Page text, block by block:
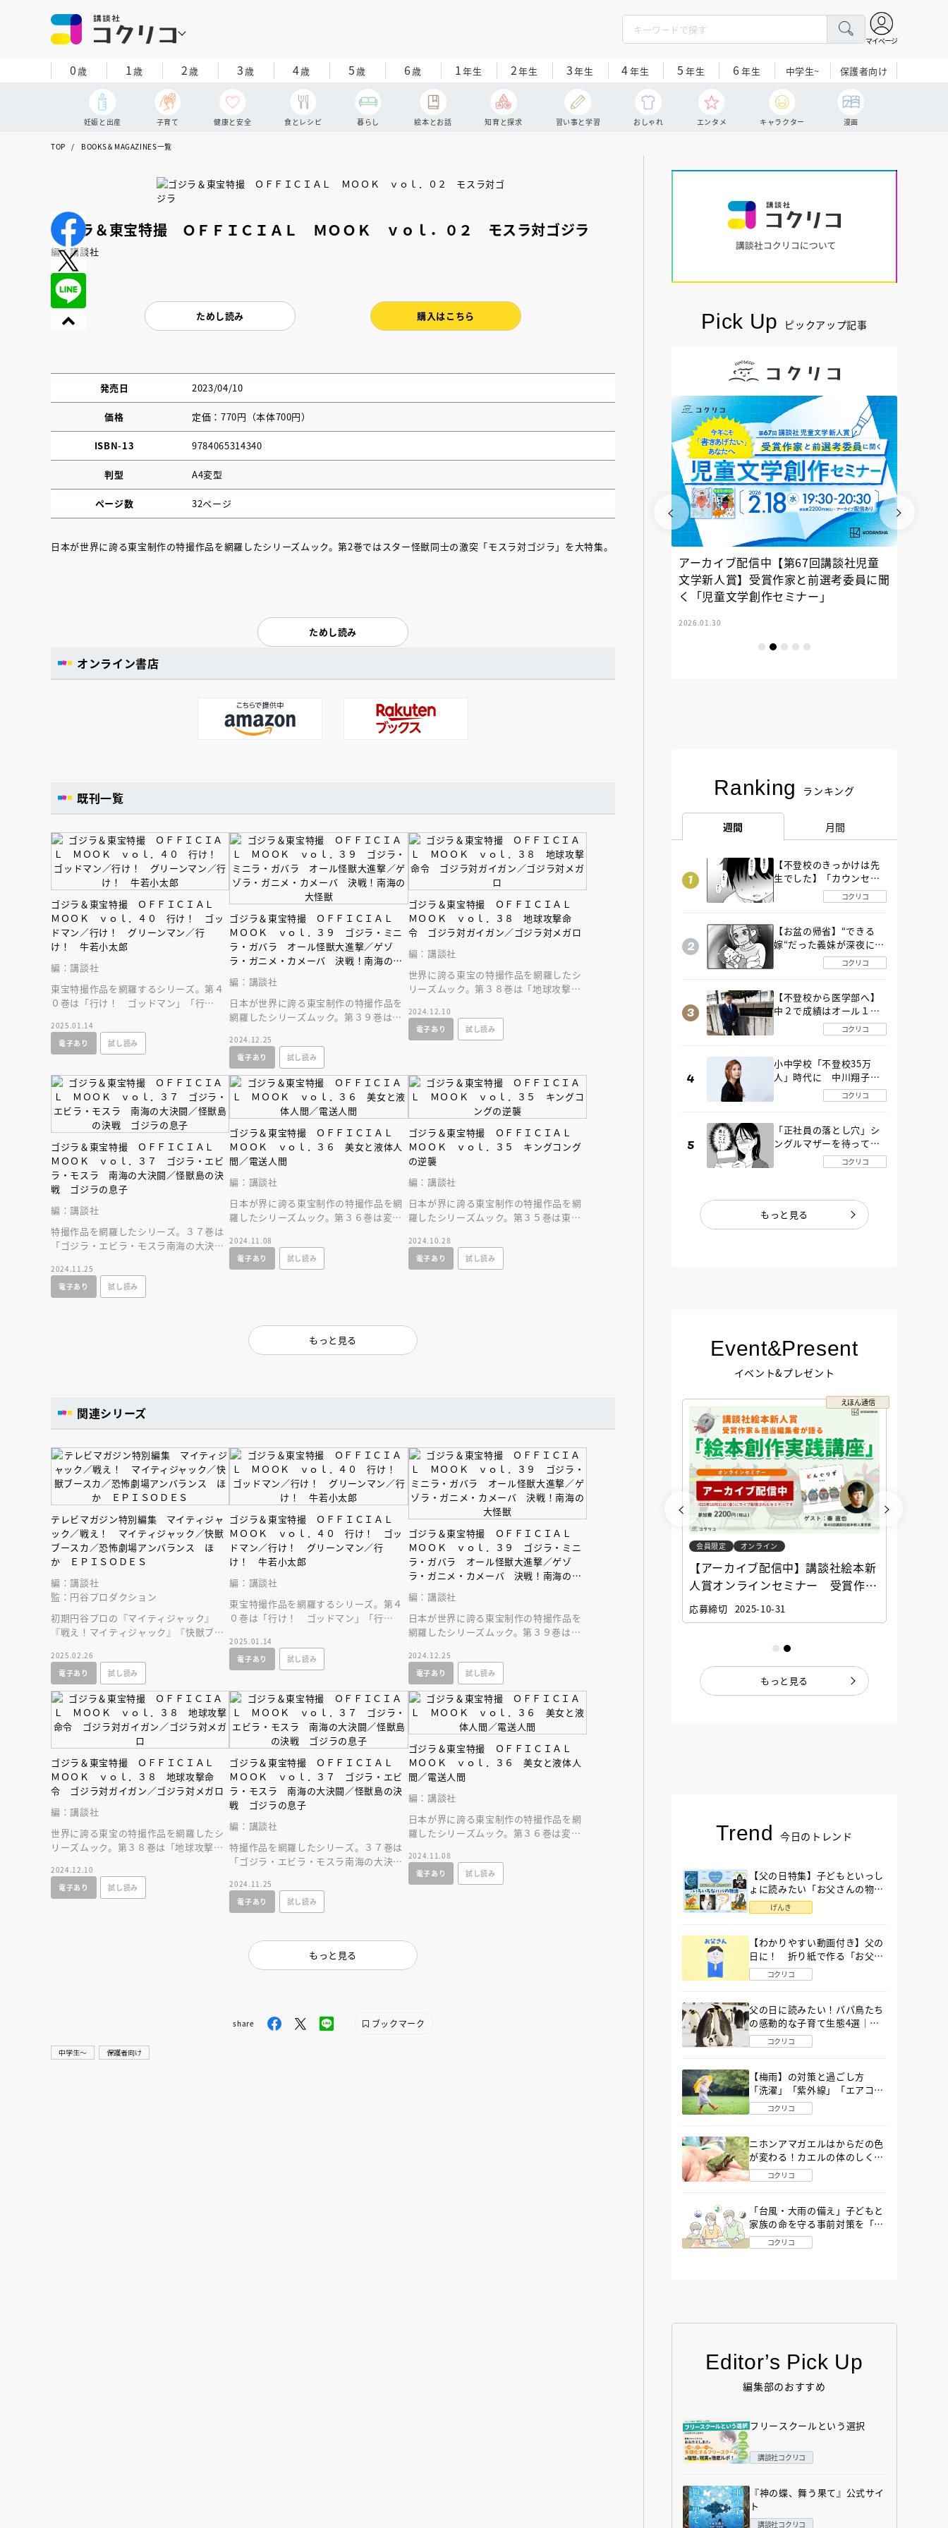
マイページ
0歳 1歳 2歳 3歳 4歳 5歳 6歳 1年生 2年生 3年生 4年生 5 年生 6年生 中学生~ 保護者向け
妊娠と出産 子育て 健康と安全 食とレシピ 暮らし 絵本とお話 知育と探求 習い事と学習 おしゃれ エンタメ キャラクター 漫画
TOP BOOKS＆MAGAZINES一覧
ゴジラ＆東宝特撮 ＯＦＦＩＣＩＡＬ ＭＯＯＫ ｖｏｌ．０２ モスラ対ゴジラ
編：講談社
ためし読み 購入はこちら
発売日 2023/04/10
価格 定価：770円（本体700円）
ISBN-13 9784065314340
判型 A4変型
ページ数 32ページ
日本が世界に誇る東宝制作の特撮作品を網羅したシリーズムック。第2巻ではスター怪獣同士の激突「モスラ対ゴジラ」を大特集。
ためし読み
オンライン書店
既刊一覧
ゴジラ＆東宝特撮 ＯＦＦＩＣＩＡＬ
ＭＯＯＫ ｖｏｌ．４０ 行け！ ゴッ
ドマン／行け！ グリーンマン／行
け！ 牛若小太郎
編：講談社
東宝特撮作品を網羅するシリーズ。第４
０巻は「行け！ ゴッドマン」「行
太郎」を特集。
2025.01.14
電子あり
試し読み
ゴジラ＆東宝特撮 ＯＦＦＩＣＩＡＬ
ＭＯＯＫ ｖｏｌ．３９ ゴジラ・ミニ
ラ・ガバラ オール怪獣大進撃／ゲゾ
ラ・ガニメ・カメーバ 決戦！南海の大
編：講談社
日本が世界に誇る東宝制作の特撮作品を
網羅したシリーズムック。第３９巻は
大怪獣」を大特集。
2024.12.25
電子あり
試し読み
ゴジラ＆東宝特撮 ＯＦＦＩＣＩＡＬ
ＭＯＯＫ ｖｏｌ．３８ 地球攻撃命
令 ゴジラ対ガイガン／ゴジラ対メガロ
編：講談社
世界に誇る東宝の特撮作品を網羅したシ
リーズムック。第３８巻は「地球攻撃命
ロ」を大特集。
2024.12.10
電子あり
試し読み
ゴジラ＆東宝特撮 ＯＦＦＩＣＩＡＬ
ＭＯＯＫ ｖｏｌ．３７ ゴジラ・エビ
ラ・モスラ 南海の大決闘／怪獣島の決
戦 ゴジラの息子
編：講談社
特撮作品を網羅したシリーズ。３７巻は
「ゴジラ・エビラ・モスラ南海の大決
特集。
2024.11.25
電子あり
試し読み
ゴジラ＆東宝特撮 ＯＦＦＩＣＩＡＬ
ＭＯＯＫ ｖｏｌ．３６ 美女と液体人
間／電送人間
編：講談社
日本が界に誇る東宝制作の特撮作品を網
羅したシリーズムック。第３６巻は変身
人間」を大特集。
2024.11.08
電子あり
試し読み
ゴジラ＆東宝特撮 ＯＦＦＩＣＩＡＬ
ＭＯＯＫ ｖｏｌ．３５ キングコング
の逆襲
編：講談社
日本が界に誇る東宝制作の特撮作品を網
羅したシリーズムック。第３５巻は東宝
逆襲」を大特集。
2024.10.28
電子あり
試し読み
もっと見る
関連シリーズ
テレビマガジン特別編集 マイティジャ
ック／戦え！ マイティジャック／快獣
ブースカ／恐怖劇場アンバランス ほ
か ＥＰＩＳＯＤＥＳ
編：講談社
監：円谷プロダクション
初期円谷プロの『マイティジャック』
『戦え！マイティジャック』『快獣ブー
冊のムックに凝縮。
2025.02.26
電子あり
試し読み
ゴジラ＆東宝特撮 ＯＦＦＩＣＩＡＬ
ＭＯＯＫ ｖｏｌ．４０ 行け！ ゴッ
ドマン／行け！ グリーンマン／行
け！ 牛若小太郎
編：講談社
東宝特撮作品を網羅するシリーズ。第４
０巻は「行け！ ゴッドマン」「行
太郎」を特集。
2025.01.14
電子あり
試し読み
ゴジラ＆東宝特撮 ＯＦＦＩＣＩＡＬ
ＭＯＯＫ ｖｏｌ．３９ ゴジラ・ミニ
ラ・ガバラ オール怪獣大進撃／ゲゾ
ラ・ガニメ・カメーバ 決戦！南海の大
怪獣
編：講談社
日本が世界に誇る東宝制作の特撮作品を
網羅したシリーズムック。第３９巻は
大怪獣」を大特集。
2024.12.25
電子あり
試し読み
ゴジラ＆東宝特撮 ＯＦＦＩＣＩＡＬ
ＭＯＯＫ ｖｏｌ．３８ 地球攻撃命
令 ゴジラ対ガイガン／ゴジラ対メガロ
編：講談社
世界に誇る東宝の特撮作品を網羅したシ
リーズムック。第３８巻は「地球攻撃命
ロ」を大特集。
2024.12.10
電子あり
試し読み
ゴジラ＆東宝特撮 ＯＦＦＩＣＩＡＬ
ＭＯＯＫ ｖｏｌ．３７ ゴジラ・エビ
ラ・モスラ 南海の大決闘／怪獣島の決
戦 ゴジラの息子
編：講談社
特撮作品を網羅したシリーズ。３７巻は
「ゴジラ・エビラ・モスラ南海の大決
特集。
2024.11.25
電子あり
試し読み
ゴジラ＆東宝特撮 ＯＦＦＩＣＩＡＬ
ＭＯＯＫ ｖｏｌ．３６ 美女と液体人
間／電送人間
編：講談社
日本が界に誇る東宝制作の特撮作品を網
羅したシリーズムック。第３６巻は変身
人間」を大特集。
2024.11.08
電子あり
試し読み
もっと見る
share ブックマーク
中学生〜 保護者向け
Pick Up ピックアップ記事
2025.02.17
アーカイブ配信中【第67回講談社児童
文学新人賞】受賞作家と前選考委員に聞
く「児童文学創作セミナー」
2026.01.30
Ranking ランキング
週間 月間
【不登校のきっかけは先
生でした】「カウンセリ
ングの時間」生徒の情報
をバラしたのは…《第２
コクリコ
【お盆の帰省】“できる
嫁“だった義妹が深夜に
SOS！ エアコンなし・
肉禁止の義実家ルールに
コクリコ
【不登校から医学部へ】
中２で成績はオール１
「昼夜逆転」したわが子
を”夜遊び”に連れ出した
コクリコ
小中学校「不登校35万
人」時代に 中川翔子さ
んが審査委員長「不登校
生動画甲子園 2026」が開
コクリコ
「正社員の落とし穴」シ
ングルマザーを待ってい
た“魔の２年間”【後編】
コクリコ
もっと見る
Event&Present
イベント&プレゼント
会員限定 オンライン
【アーカイブ配信中】講談社絵本新
人賞オンラインセミナー 受賞作家
と担当編集者が語る「絵本創作実践
講座」
応募締切 2025-10-31
会員限定 オンライン
アーカイブ配信中【第67回講談社児
童文学新人賞】受賞作家と前選考委
えほん通信
会員限定 オンライン
【アーカイブ配信中】講談社絵本新
人賞オンラインセミナー 受賞作家
と担当編集者が語る「絵本創作実践
講座」
応募締切 2025-10-31
もっと見る
Trend 今日のトレンド
【父の日特集】子どもといっし
ょに読みたい「お父さんの物
語」６選
げんき
【わかりやすい動画付き】父の
日に！ 折り紙で作る「お父さ
ん」の簡単な折り方
コクリコ
父の日に読みたい！パパ鳥たち
の感動的な子育て生態4選｜図
鑑MOVE
コクリコ
【梅雨】の対策と過ごし方
「洗濯」「紫外線」「エアコ
ン」「ゲリラ豪雨」…〔気象予
報士が完全ガイド〕
コクリコ
ニホンアマガエルはからだの色
が変わる！カエルの体のしくみ
から両生類の特ちょうまで図鑑
MOVEが解説！
コクリコ
「台風・大雨の備え」子どもと
家族の命を守る事前対策を「防
災アドバイザー」が解説
コクリコ
Editor’s Pick Up
編集部のおすすめ
フリースクールという選択
講談社コクリコ
『神の蝶、舞う果て』公式サイ
ト
講談社コクリコ